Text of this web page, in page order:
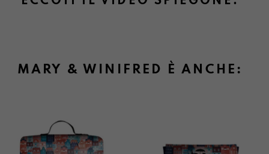
MARY & WINIFRED È ANCHE: